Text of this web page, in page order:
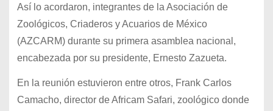
Así lo acordaron, integrantes de la Asociación de
Zoológicos, Criaderos y Acuarios de México
(AZCARM) durante su primera asamblea nacional,
encabezada por su presidente, Ernesto Zazueta.
En la reunión estuvieron entre otros, Frank Carlos
Camacho, director de Africam Safari, zoológico donde